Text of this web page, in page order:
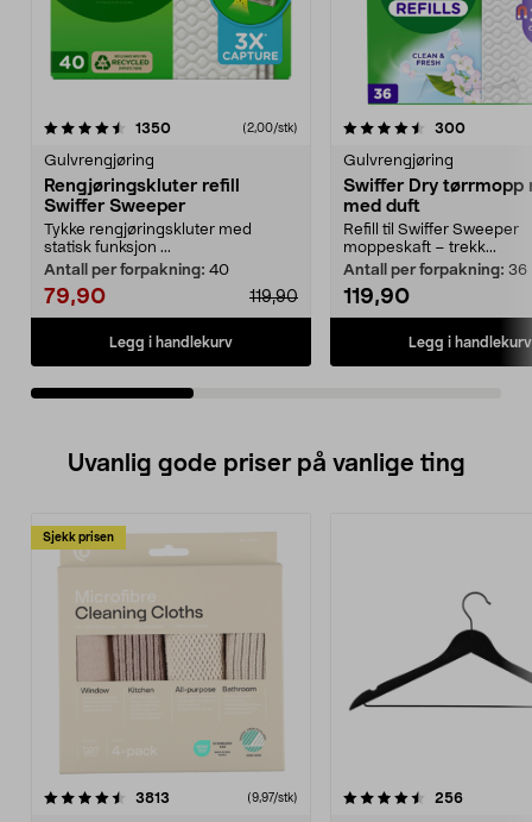
1350anmeldelser(2,00/stk)
Gulvrengjøring
Rengjøringskluter refill
Swiffer Sweeper
Tykke rengjøringskluter med
statisk funksjon ...
Antall per forpakning: 40
119,90
79,90
Legg i handlekurv
4.5av 5 stjerner 300
Gulvrengjøring
Swiffer Dry tørrmopp
med duft
Refill til Swiffer Sweeper
moppeskaft – trekk...
Antall per forpakning: 36
119,90
Legg i handlekurv
4.5av 5 stjerner
Uvanlig gode priser på vanlige ting
Sjekk prisen
3813 anmeldelser(9,97/stk)
4.5av 5 stjerner 256
4.5av 5 stjerner